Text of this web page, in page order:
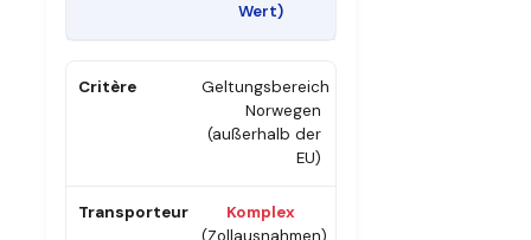
Wert)
Geltungsbereich
Norwegen
(außerhalb der
EU)
Komplex